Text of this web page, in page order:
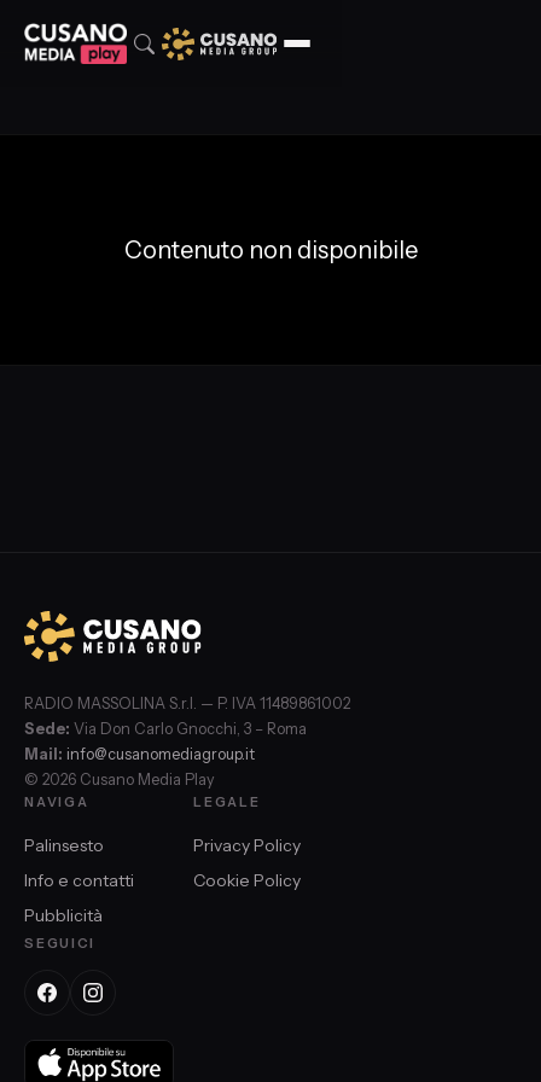
Contenuto non disponibile
RADIO MASSOLINA S.r.l. — P. IVA 11489861002
Sede: Via Don Carlo Gnocchi, 3 – Roma
Mail: info@cusanomediagroup.it
© 2026 Cusano Media Play
NAVIGA
Palinsesto
Info e contatti
Pubblicità
LEGALE
Privacy Policy
Cookie Policy
SEGUICI